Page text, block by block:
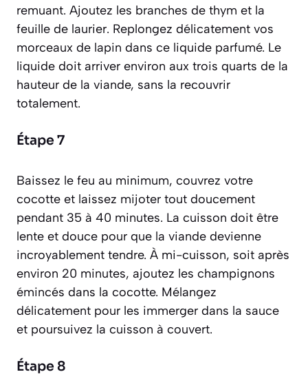
remuant. Ajoutez les branches de thym et la
feuille de laurier. Replongez délicatement vos
morceaux de lapin dans ce liquide parfumé. Le
liquide doit arriver environ aux trois quarts de la
hauteur de la viande, sans la recouvrir
totalement.
Étape 7
Baissez le feu au minimum, couvrez votre
cocotte et laissez mijoter tout doucement
pendant 35 à 40 minutes. La cuisson doit être
lente et douce pour que la viande devienne
incroyablement tendre. À mi-cuisson, soit après
environ 20 minutes, ajoutez les champignons
émincés dans la cocotte. Mélangez
délicatement pour les immerger dans la sauce
et poursuivez la cuisson à couvert.
Étape 8